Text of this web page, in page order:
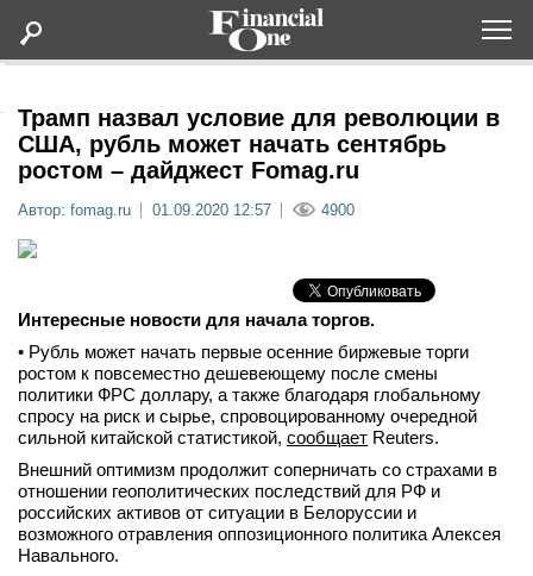
Статьи
Мероприятия
Новости
Интервью
вконтакте
Трамп назвал условие для революции в
США, рубль может начать сентябрь
ростом – дайджест Fomag.ru
Автор: fomag.ru 01.09.2020 12:57 4900
Интересные новости для начала торгов.
• Рубль может начать первые осенние биржевые торги
ростом к повсеместно дешевеющему после смены
политики ФРС доллару, а также благодаря глобальному
спросу на риск и сырье, спровоцированному очередной
сильной китайской статистикой, сообщает Reuters.
Внешний оптимизм продолжит соперничать со страхами в
отношении геополитических последствий для РФ и
российских активов от ситуации в Белоруссии и
возможного отравления оппозиционного политика Алексея
Навального.